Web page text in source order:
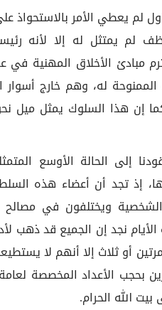
لم يعطي الأمر بالاستحواذ
لم يمتثل له إلا لأنه
مبادئ الأخلاق المهنية في
الممنوحة له، وهم خارج أسوار
كما إن هذا السلوك يمثل
إلى الحالة الأوسع
إذ تجد أن أعضاء هذه
ويختلفون في مصالح
الأيام نجد إن الجميع قد ذهب
أو ثلاث إلا أنهم لا
بحجب الأعداد المخصصة
الله الحرام.